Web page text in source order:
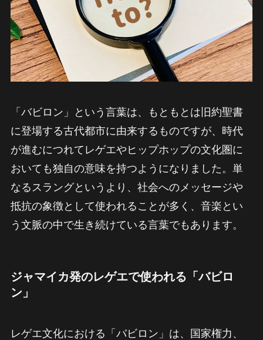
「バビロン」という言葉は、もともとは旧約聖書
に登場する古代都市に由来するものですが、時代
が進むにつれてレゲエやヒップホップの文化圏に
おいても独自の意味を持つようになりました。単
なるスラングというより、社会へのメッセージや
抵抗の象徴として使われることが多く、音楽とい
う文脈の中で生き続けている言葉でもあります。
ジャマイカ発のレゲエで使われる「バビロ
ン」
レゲエ文化における「バビロン」は、国家権力、